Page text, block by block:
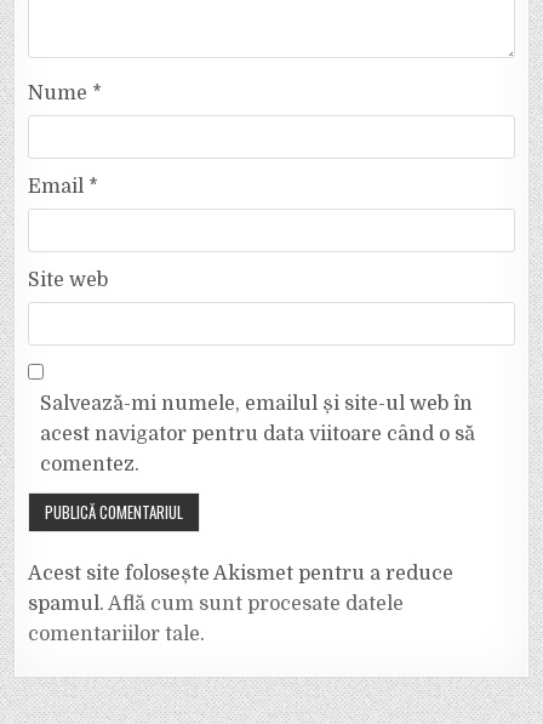
Nume *
Email *
Site web
Salvează-mi numele, emailul și site-ul web în
acest navigator pentru data viitoare când o să
comentez.
Acest site folosește Akismet pentru a reduce
spamul.Află cum sunt procesate datele
comentariilor tale.